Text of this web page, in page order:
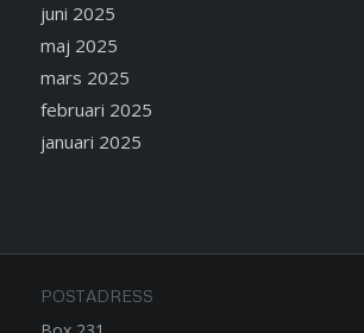
juni 2025
maj 2025
mars 2025
februari 2025
januari 2025
POSTADRESS